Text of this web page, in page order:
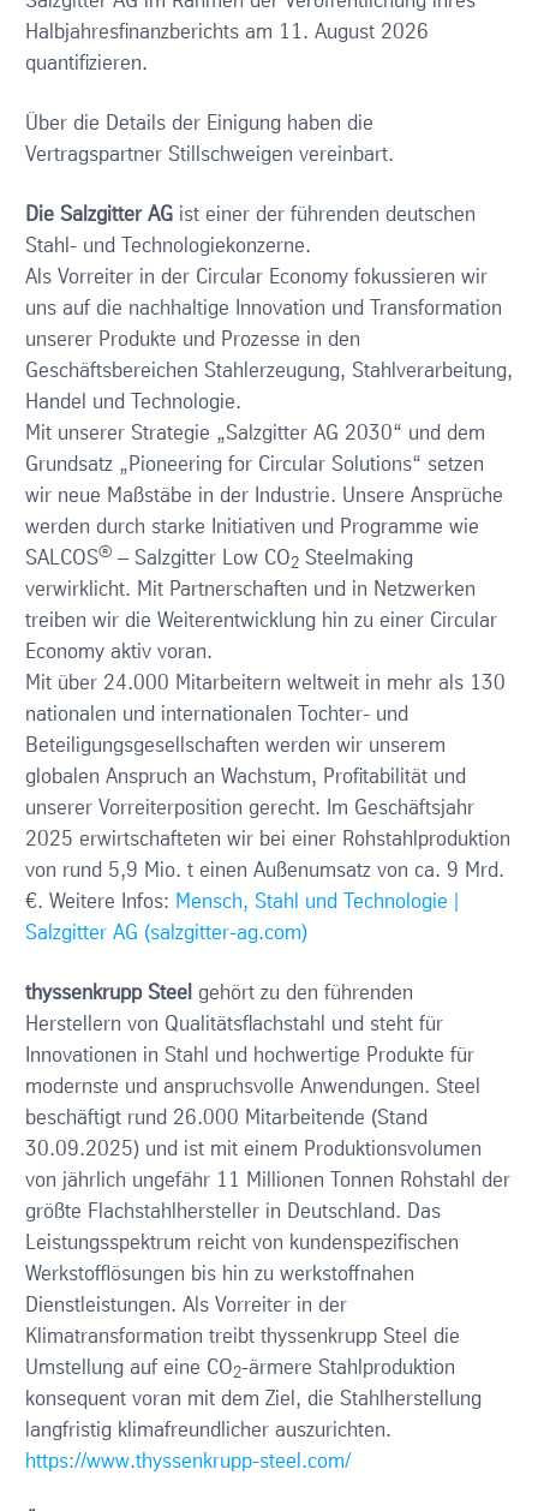
Halbjahresfinanzberichts am 11. August 2026
quantifizieren.
Über die Details der Einigung haben die
Vertragspartner Stillschweigen vereinbart.
Die Salzgitter AGist einer der führenden deutschen
Stahl- und Technologiekonzerne.
Als Vorreiter in der Circular Economy fokussieren wir
uns auf die nachhaltige Innovation und Transformation
unserer Produkte und Prozesse in den
Geschäftsbereichen Stahlerzeugung, Stahlverarbeitung,
Handel und Technologie.
Mit unserer Strategie „Salzgitter AG 2030“ und dem
Grundsatz „Pioneering for Circular Solutions“ setzen
wir neue Maßstäbe in der Industrie. Unsere Ansprüche
werden durch starke Initiativen und Programme wie
SALCOS®– Salzgitter Low CO2Steelmaking
verwirklicht. Mit Partnerschaften und in Netzwerken
treiben wir die Weiterentwicklung hin zu einer Circular
Economy aktiv voran.
Mit über 24.000 Mitarbeitern weltweit in mehr als 130
nationalen und internationalen Tochter- und
Beteiligungsgesellschaften werden wir unserem
globalen Anspruch an Wachstum, Profitabilität und
unserer Vorreiterposition gerecht. Im Geschäftsjahr
2025 erwirtschafteten wir bei einer Rohstahlproduktion
von rund 5,9 Mio. t einen Außenumsatz von ca. 9 Mrd.
€. Weitere Infos: Mensch, Stahl und Technologie |
Salzgitter AG (salzgitter-ag.com)
thyssenkrupp Steel gehört zu den führenden
Herstellern von Qualitätsflachstahl und steht für
Innovationen in Stahl und hochwertige Produkte für
modernste und anspruchsvolle Anwendungen. Steel
beschäftigt rund 26.000 Mitarbeitende (Stand
30.09.2025) und ist mit einem Produktionsvolumen
von jährlich ungefähr 11 Millionen Tonnen Rohstahl der
größte Flachstahlhersteller in Deutschland. Das
Leistungsspektrum reicht von kundenspezifischen
Werkstofflösungen bis hin zu werkstoffnahen
Dienstleistungen. Als Vorreiter in der
Klimatransformation treibt thyssenkrupp Steel die
Umstellung auf eine CO2-ärmere Stahlproduktion
konsequent voran mit dem Ziel, die Stahlherstellung
langfristig klimafreundlicher auszurichten.
https://www.thyssenkrupp-steel.com/